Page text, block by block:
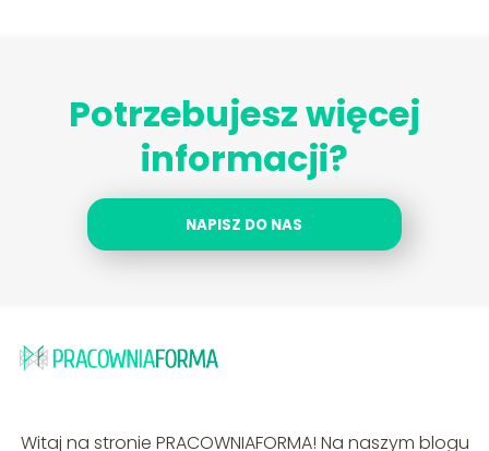
Potrzebujesz więcej
informacji?
NAPISZ DO NAS
Witaj na stronie PRACOWNIAFORMA! Na naszym blogu